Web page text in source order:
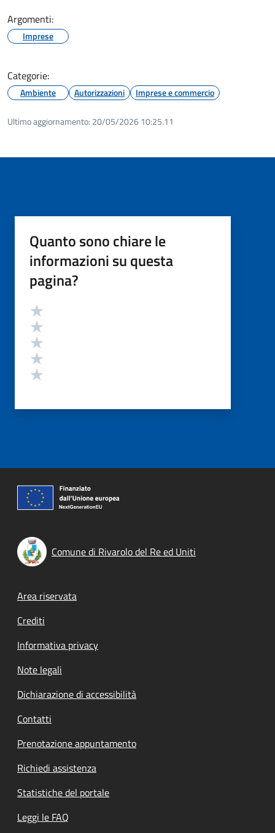
Argomenti:
Imprese
Categorie:
Ambiente Autorizzazioni Imprese e commercio
Ultimo aggiornamento: 20/05/2026 10:25.11
Quanto sono chiare le
informazioni su questa
pagina?
Valutazione
Comune di Rivarolo del Re ed Uniti
Footer menu
Area riservata
Crediti
Informativa privacy
Note legali
Dichiarazione di accessibilità
Contatti
Prenotazione appuntamento
Richiedi assistenza
Statistiche del portale
Leggi le FAQ